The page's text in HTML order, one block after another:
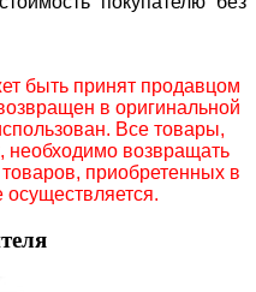
быть принят продавцом
в оригинальной
Все товары,
необходимо возвращать
приобретенных в
осуществляется.